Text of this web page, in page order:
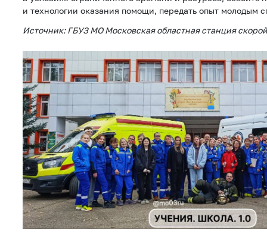
и технологии оказания помощи, передать опыт молодым
Источник: ГБУЗ МО Московская областная станция